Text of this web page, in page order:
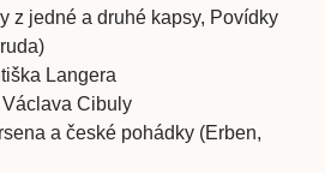
z jedné a druhé kapsy, Povídky
Langera
Cibuly
a české pohádky (Erben,